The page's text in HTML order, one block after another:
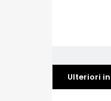
Ulteriori